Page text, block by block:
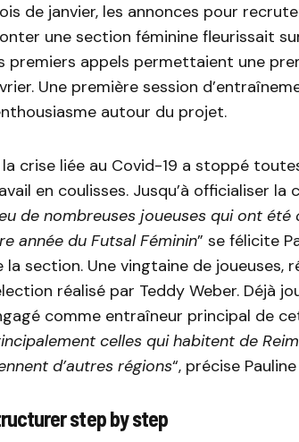
de janvier, les annonces pour
une section féminine fleurissait
premiers appels permettaient une
Une première session
autour du projet.
la crise liée au Covid-19 a stoppé
en coulisses. Jusqu’à officialiser
de nombreuses joueuses qui ont
année du Futsal Féminin” se félicite
la section. Une vingtaine de joueuses,
réalisé par Teddy Weber. Déjà
comme entraîneur principal de
celles qui habitent de
d’autres régions“, précise
step by step